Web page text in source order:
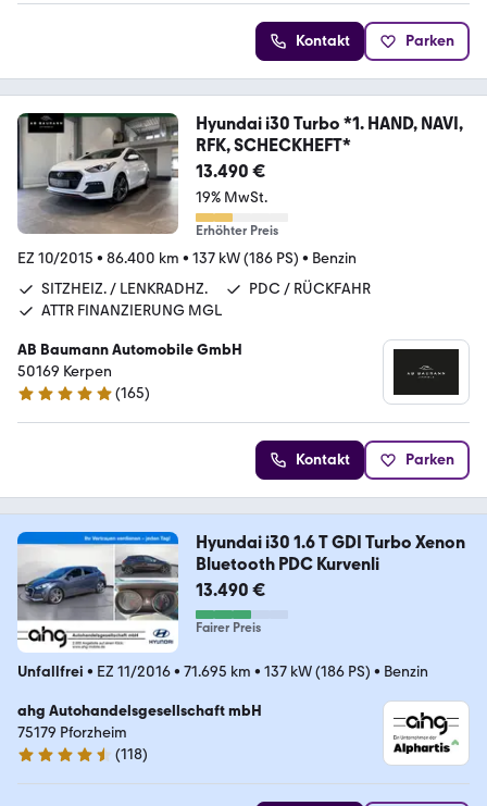
Kontakt Parken
Hyundai i30 Turbo *1. HAND, NAVI,
RFK, SCHECKHEFT*
13.490 €
19% MwSt.
Erhöhter Preis
EZ 10/2015 • 86.400 km • 137 kW (186 PS) • Benzin
SITZHEIZ. / LENKRADHZ.
PDC / RÜCKFAHR
ATTR FINANZIERUNG MGL
AB Baumann Automobile GmbH
50169 Kerpen
4.9 Sterne
(165)
Kontakt Parken
Hyundai i30 1.6 T GDI Turbo Xenon
Bluetooth PDC Kurvenli
13.490 €
Fairer Preis
Unfallfrei • EZ 11/2016• 71.695 km • 137 kW (186 PS) • Benzin
ahg Autohandelsgesellschaft mbH
75179 Pforzheim
4.4 Sterne
(118)